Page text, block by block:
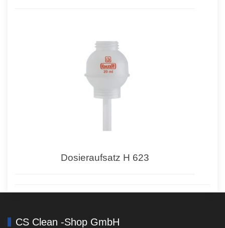
Dosieraufsatz H 623
CS Clean -Shop GmbH